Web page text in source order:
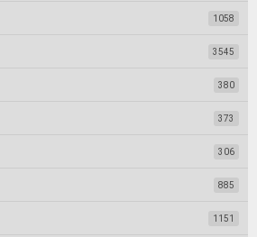
1058
3545
380
373
306
885
1151